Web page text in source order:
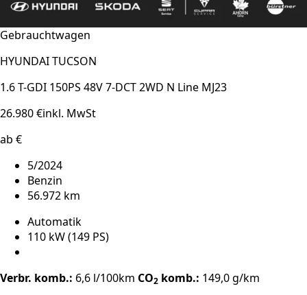
Gebrauchtwagen
HYUNDAI TUCSON
1.6 T-GDI 150PS 48V 7-DCT 2WD N Line MJ23
26.980 €inkl. MwSt
ab €
5/2024
Benzin
56.972 km
Automatik
110 kW (149 PS)
Verbr. komb.: 6,6 l/100km CO2 komb.: 149,0 g/km